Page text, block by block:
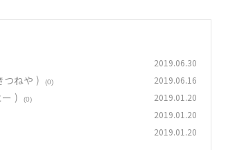
2019.06.30
つねや ) (0) 2019.06.16
) (0) 2019.01.20
2019.01.20
2019.01.20